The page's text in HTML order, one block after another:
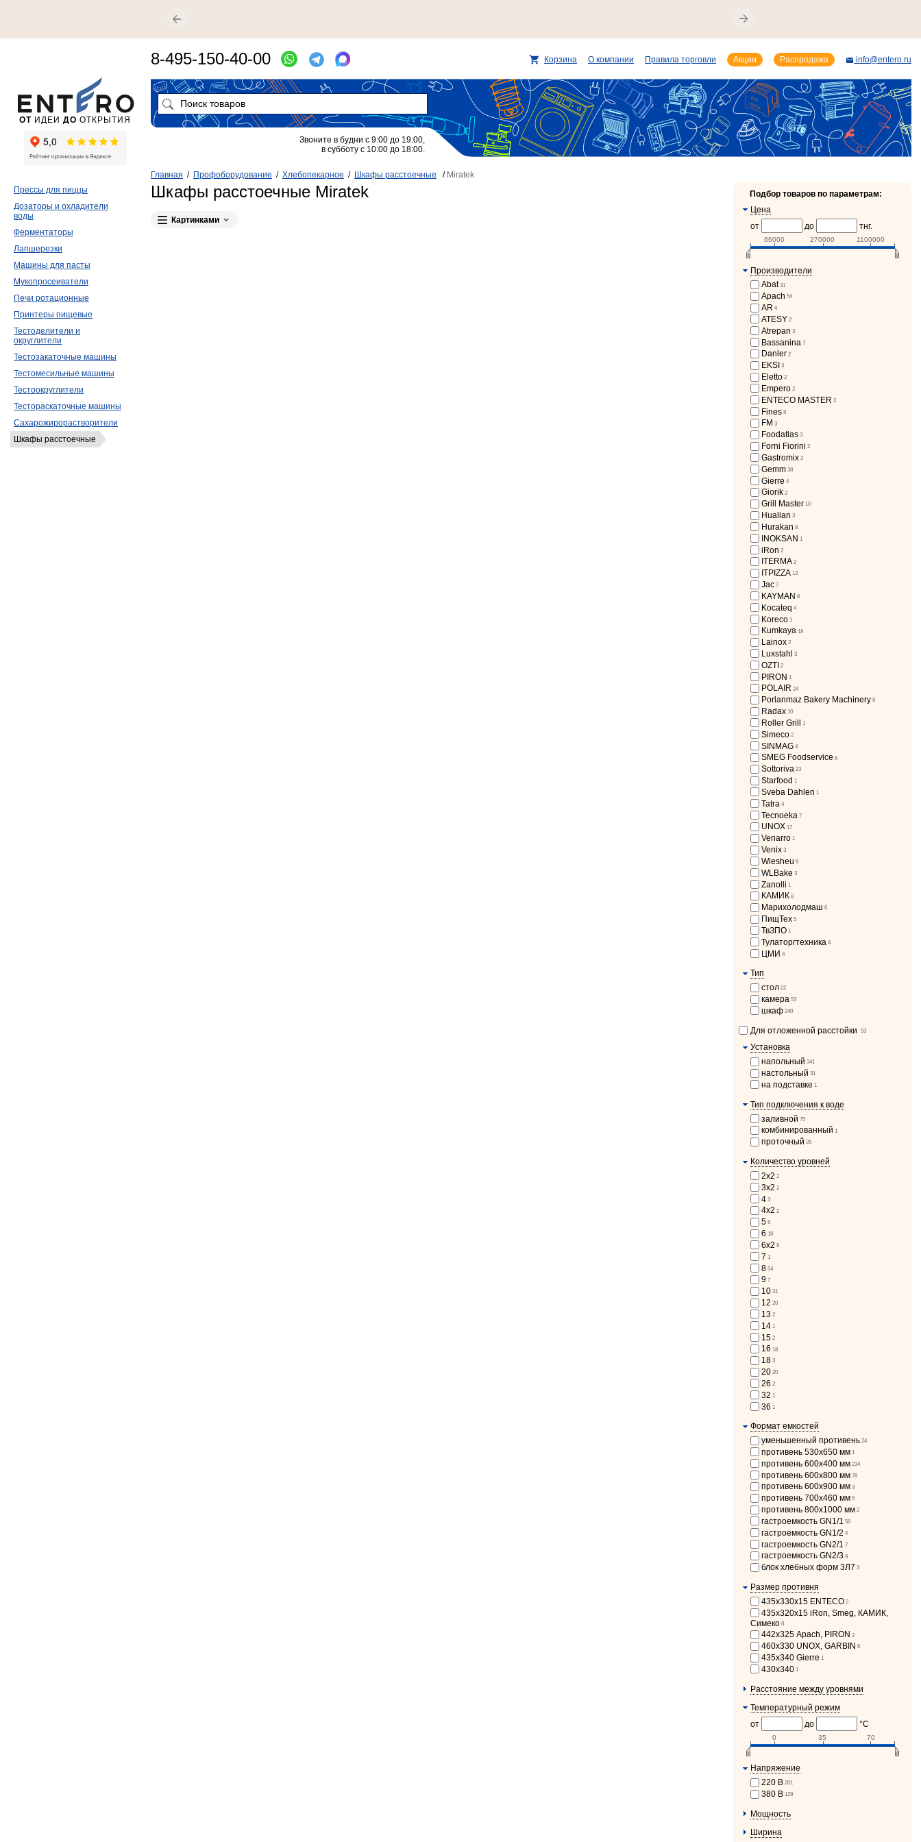
Главная / Профоборудование / Хлебопекарное / Шкафы расстоечные / Miratek
Шкафы расстоечные Miratek
Картинками
Подбор товаров по параметрам:
Цена
от
до тнг.
66000 270000 1100000
Производители
Abat 31
Apach 54
AR 4
ATESY 2
Atrepan 3
Bassanina 7
Danler 2
EKSI 3
Eletto 2
Empero 2
ENTECO MASTER 2
Fines 8
FM 3
Foodatlas 3
Forni Fiorini 2
Gastromix 2
Gemm 38
Gierre 4
Giorik 2
Grill Master 10
Hualian 3
Hurakan 8
INOKSAN 1
iRon 2
ITERMA 2
ITPIZZA 13
Jac 7
KAYMAN 8
Kocateq 4
Koreco 1
Kumkaya 18
Lainox 2
Luxstahl 3
OZTI 2
PIRON 1
POLAIR 24
Porlanmaz Bakery Machinery 6
Radax 10
Roller Grill 1
Simeco 2
SINMAG 4
SMEG Foodservice 6
Sottoriva 23
Starfood 1
Sveba Dahlen 1
Tatra 4
Tecnoeka 7
UNOX 17
Venarro 1
Venix 3
Wiesheu 9
WLBake 3
Zanolli 1
КАМИК 8
Марихолодмаш 6
ПищТех 5
ТвЗПО 1
Тулаторгтехника 4
ЦМИ 4
Тип
стол 22
камера 53
шкаф 240
Для отложенной расстойки 53
Установка
напольный 341
настольный 31
на подставке 1
Тип подключения к воде
заливной 75
комбинированный 1
проточный 26
Количество уровней
2х2 2
3х2 2
4 3
4х2 2
5 5
6 18
6х2 8
7 1
8 54
9 7
10 31
12 20
13 2
14 1
15 2
16 18
18 3
20 20
26 2
32 1
36 1
Формат емкостей
уменьшенный противень 24
противень 530х650 мм 1
противень 600х400 мм 234
противень 600x800 мм 78
противень 600x900 мм 3
противень 700х460 мм 5
противень 800х1000 мм 2
гастроемкость GN1/1 56
гастроемкость GN1/2 4
гастроемкость GN2/1 7
гастроемкость GN2/3 9
блок хлебных форм 3Л7 3
Размер противня
435x330x15 ENTECO 2
435x320x15 iRon, Smeg, КАМИК,
Симеко 8
442х325 Apach, PIRON 2
460х330 UNOX, GARBIN 6
435х340 Gierre 1
430x340 1
Расстояние между уровнями
Температурный режим
от
до °С
0 35 70
Напряжение
220 В 201
380 В 129
Мощность
Ширина
Прессы для пиццы
Дозаторы и охладители
воды
Ферментаторы
Лапшерезки
Машины для пасты
Мукопросеиватели
Печи ротационные
Принтеры пищевые
Тестоделители и
округлители
Тестозакаточные машины
Тестомесильные машины
Тестоокруглители
Тестораскаточные машины
Сахарожирорастворители
Шкафы расстоечные
ОТ ИДЕИ ДО ОТКРЫТИЯ
8-495-150-40-00 Корзина О компании Правила торговли Акции Распродажа info@entero.ru
Звоните в будни с 9:00 до 19:00,
в субботу с 10:00 до 18:00.